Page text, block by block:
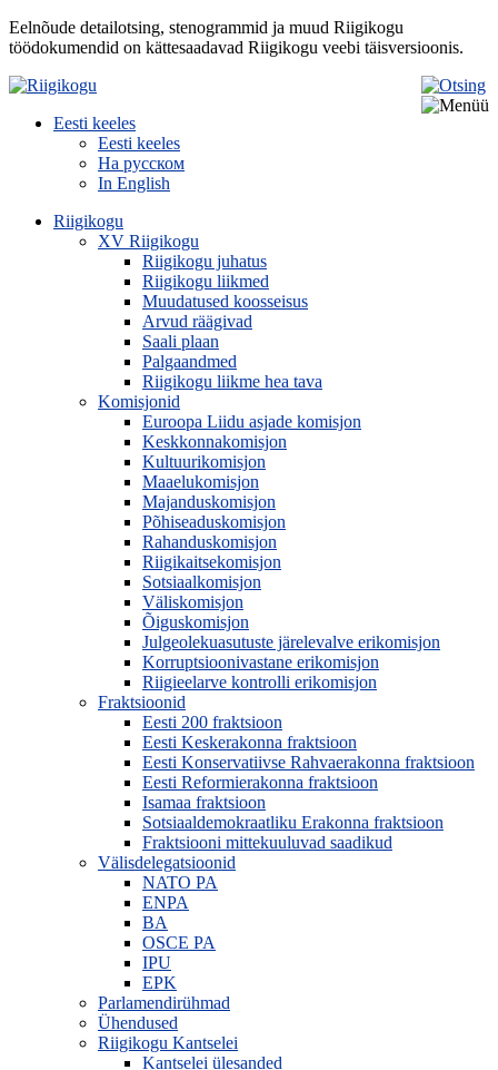
Eelnõude detailotsing, stenogrammid ja muud Riigikogu
töödokumendid on kättesaadavad Riigikogu veebi täisversioonis.
Eesti keeles
Eesti keeles
На русском
In English
Riigikogu
XV Riigikogu
Riigikogu juhatus
Riigikogu liikmed
Muudatused koosseisus
Arvud räägivad
Saali plaan
Palgaandmed
Riigikogu liikme hea tava
Komisjonid
Euroopa Liidu asjade komisjon
Keskkonnakomisjon
Kultuurikomisjon
Maaelukomisjon
Majanduskomisjon
Põhiseaduskomisjon
Rahanduskomisjon
Riigikaitsekomisjon
Sotsiaalkomisjon
Väliskomisjon
Õiguskomisjon
Julgeolekuasutuste järelevalve erikomisjon
Korruptsioonivastane erikomisjon
Riigieelarve kontrolli erikomisjon
Fraktsioonid
Eesti 200 fraktsioon
Eesti Keskerakonna fraktsioon
Eesti Konservatiivse Rahvaerakonna fraktsioon
Eesti Reformierakonna fraktsioon
Isamaa fraktsioon
Sotsiaaldemokraatliku Erakonna fraktsioon
Fraktsiooni mittekuuluvad saadikud
Välisdelegatsioonid
NATO PA
ENPA
BA
OSCE PA
IPU
EPK
Parlamendirühmad
Ühendused
Riigikogu Kantselei
Kantselei ülesanded